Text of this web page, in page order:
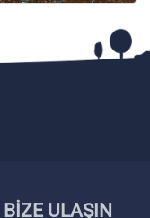
BİZE ULAŞIN